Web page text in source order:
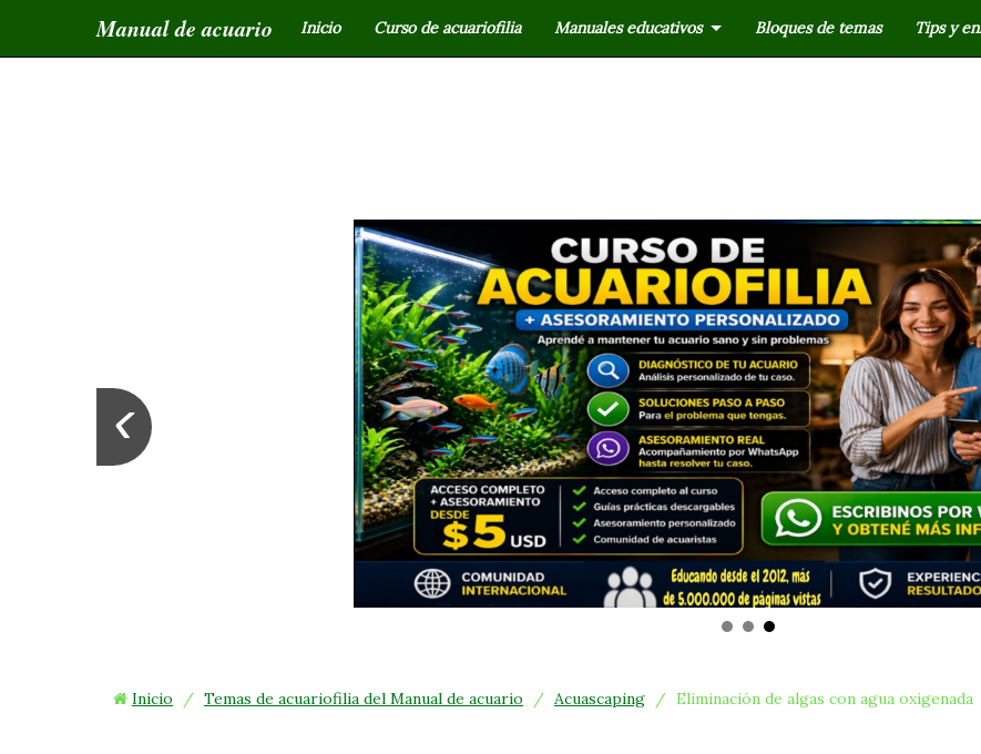
Manual de acuario Inicio Curso de acuariofilia Manuales educativos Bloques de temas Tips y
‹
Inicio / Temas de acuariofilia del Manual de acuario / Acuascaping / Eliminación de algas con agua oxigenada